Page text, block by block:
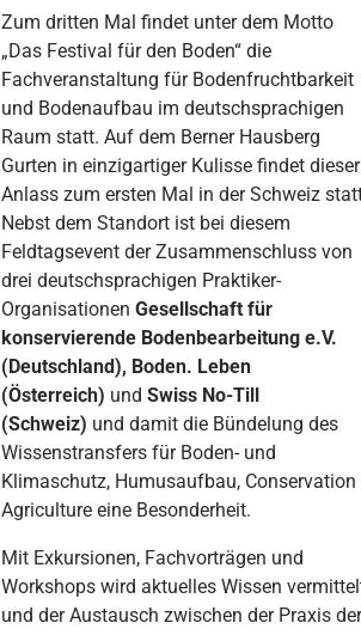
Zum dritten Mal findet unter dem Motto
„Das Festival für den Boden“ die
Fachveranstaltung für Bodenfruchtbarkeit
und Bodenaufbau im deutschsprachigen
Raum statt. Auf dem Berner Hausberg
Gurten in einzigartiger Kulisse findet dieser
Anlass zum ersten Mal in der Schweiz
Nebst dem Standort ist bei diesem
Feldtagsevent der Zusammenschluss von
drei deutschsprachigen Praktiker-
Organisationen Gesellschaft für
konservierende Bodenbearbeitung e.V.
(Deutschland), Boden. Leben
(Österreich) und Swiss No-Till
(Schweiz) und damit die Bündelung des
Wissenstransfers für Boden- und
Klimaschutz, Humusaufbau, Conservation
Agriculture eine Besonderheit.
Mit Exkursionen, Fachvorträgen und
Workshops wird aktuelles Wissen
und der Austausch zwischen der Praxis der